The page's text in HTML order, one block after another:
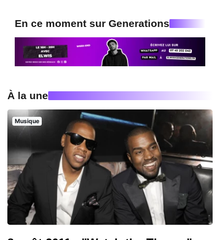
En ce moment sur Generations
À la une
Musique